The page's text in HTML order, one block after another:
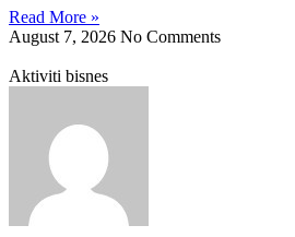
Read More »
August 7, 2026 No Comments
Aktiviti bisnes